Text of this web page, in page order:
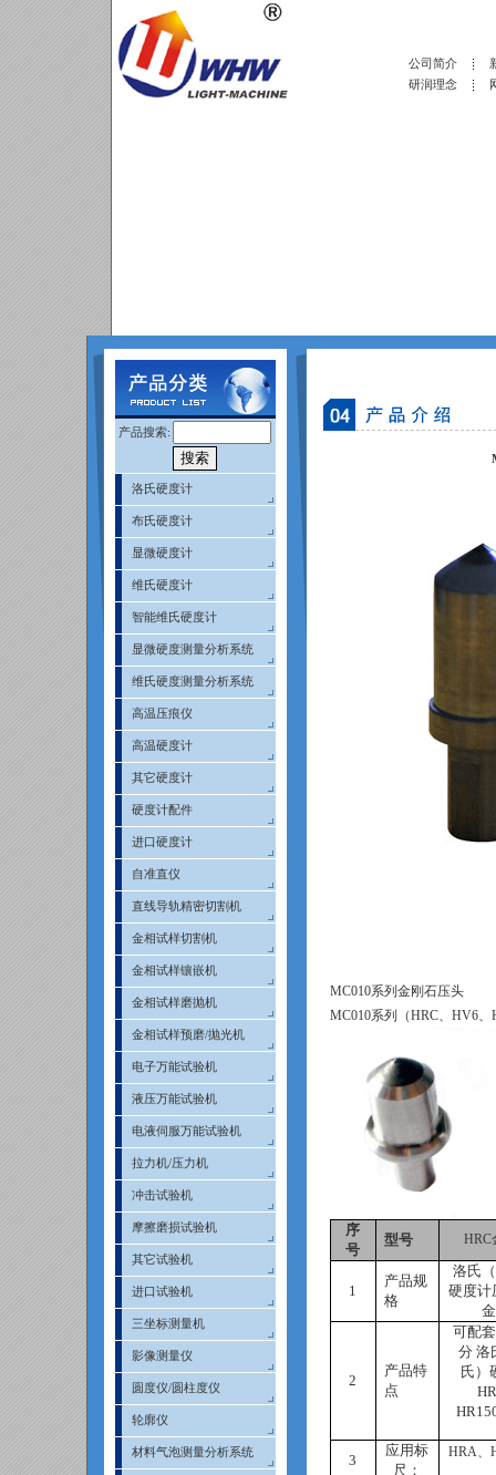
公司简介
研润理念
产品搜索:
洛氏硬度计
布氏硬度计
显微硬度计
维氏硬度计
智能维氏硬度计
显微硬度测量分析系统
维氏硬度测量分析系统
高温压痕仪
高温硬度计
其它硬度计
硬度计配件
进口硬度计
自准直仪
直线导轨精密切割机
金相试样切割机
金相试样镶嵌机
金相试样磨抛机
金相试样预磨/抛光机
电子万能试验机
液压万能试验机
电液伺服万能试验机
拉力机/压力机
冲击试验机
摩擦磨损试验机
其它试验机
进口试验机
三坐标测量机
影像测量仪
圆度仪/圆柱度仪
轮廓仪
材料气泡测量分析系统
MC010系列金刚石压头
MC010系列（HRC、 HV6、
序
号
型号 HRC
1
产品规
格
洛氏
硬度计
2
产品特
点
可配
分 洛
氏）
HR
3
应用标
尺：
HRA、